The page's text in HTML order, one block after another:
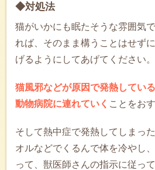
◆対処法
猫がいかにも眠たそうな雰囲気
れば、そのまま構うことはせず
げるようにしてあげてください。
猫風邪などが原因で発熱してい
動物病院に連れていく ことをお
そして熱中症で発熱してしまっ
オルなどでくるんで体を冷やし
って、獣医師さんの指示に従って